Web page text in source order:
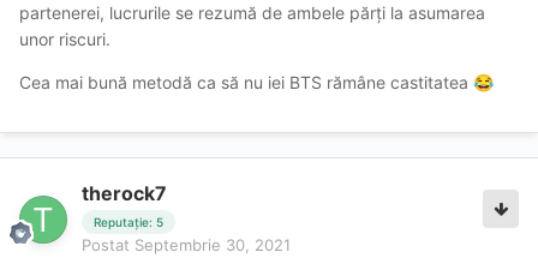
fiecare barbat o plimbare romantica in ploaie fara pelerina
partenerei, lucrurile se rezumă de ambele părți la asumarea
unor riscuri.
Cea mai bună metodă ca să nu iei BTS rămâne castitatea 😂
therock7
Reputație: 5
Postat Septembrie 30, 2021